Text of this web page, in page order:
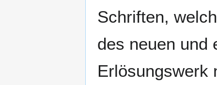
Schriften,
des neuen und
Erlösungswerk